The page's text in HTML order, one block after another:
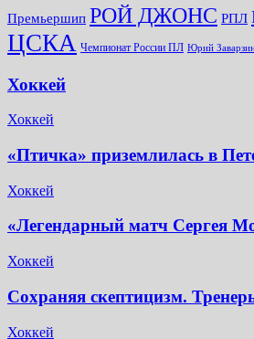
Премьершип РОЙ ДЖОНС РПЛ
ЦСКА Чемпионат России ПЛ Юрий
Хоккей
Хоккей
«Птичка» приземлилась в
Хоккей
«Легендарный матч Сергея
Хоккей
Сохраняя скептицизм.
Хоккей